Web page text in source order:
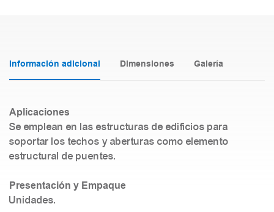
Información adicional Dimensiones Galería
Aplicaciones
Se emplean en las estructuras de edificios para
soportar los techos y aberturas como elemento
estructural de puentes.
Presentación y Empaque
Unidades.